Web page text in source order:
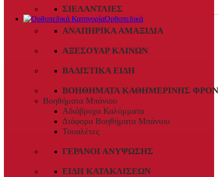
ΣΙΕΛΑΝΤΛΊΕΣ
Ορθοπεδικά
ΑΝΑΠΗΡΙΚΆ ΑΜΑΞΊΔΙΑ
ΑΞΕΣΟΥΆΡ ΚΛΙΝΏΝ
ΒΑΔΙΣΤΙΚΆ ΕΊΔΗ
ΒΟΗΘΉΜΑΤΑ ΚΑΘΗΜΕΡΙΝΉΣ
Βοηθήματα Μπάνιου
Αδιάβροχα Καλύμματα
Διάφορα Βοηθήματα Μπάνιου
Τουαλέτες
ΓΕΡΑΝΟΊ ΑΝΎΨΩΣΗΣ
ΕΊΔΗ ΚΑΤΑΚΛΊΣΕΩΝ